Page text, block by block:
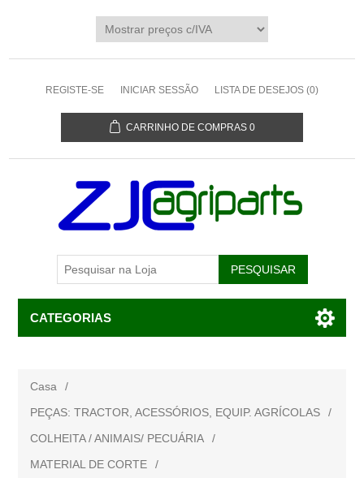
REGISTE-SE INICIAR SESSÃO LISTA DE DESEJOS (0)
CARRINHO DE COMPRAS 0
CATEGORIAS
Casa
/
PEÇAS: TRACTOR, ACESSÓRIOS, EQUIP. AGRÍCOLAS
/
COLHEITA / ANIMAIS/ PECUÁRIA
/
MATERIAL DE CORTE
/